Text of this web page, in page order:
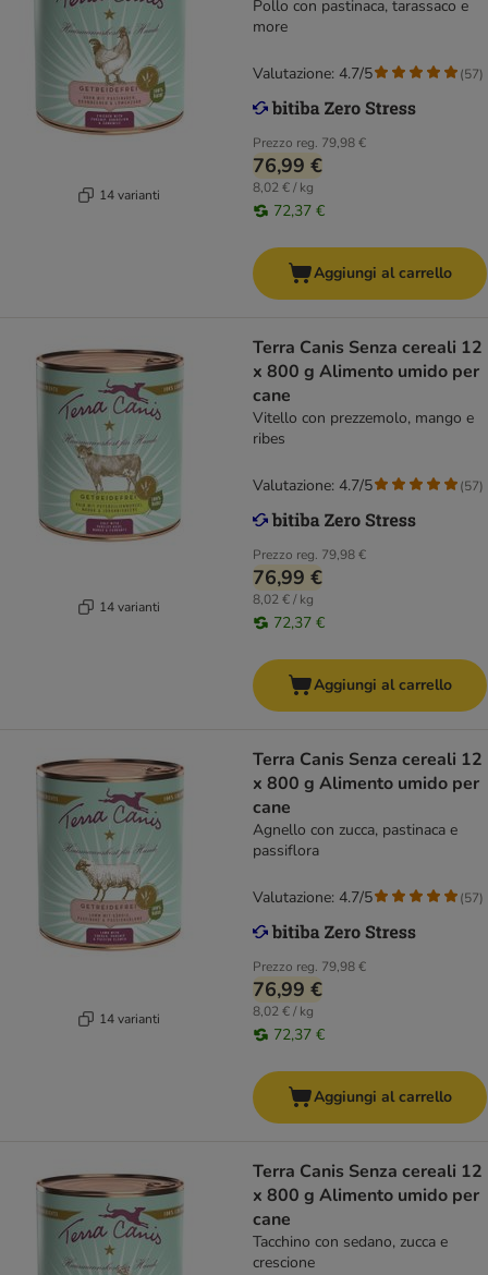
14 varianti
Pollo con pastinaca, tarassaco e
more
Prezzo reg. 79,98 €
76,99 €
8,02 € / kg
72,37 €
Valutazione: 4.7/5 (57)
Aggiungi al carrello
14 varianti
Terra Canis Senza cereali 12
x 800 g Alimento umido per
cane
Vitello con prezzemolo, mango e
ribes
Prezzo reg. 79,98 €
76,99 €
8,02 € / kg
72,37 €
Valutazione: 4.7/5 (57)
Aggiungi al carrello
14 varianti
Terra Canis Senza cereali 12
x 800 g Alimento umido per
cane
Agnello con zucca, pastinaca e
passiflora
Prezzo reg. 79,98 €
76,99 €
8,02 € / kg
72,37 €
Valutazione: 4.7/5 (57)
Aggiungi al carrello
Terra Canis Senza cereali 12
x 800 g Alimento umido per
cane
Tacchino con sedano, zucca e
crescione